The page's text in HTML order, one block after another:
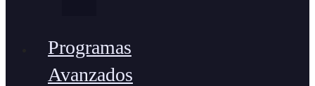
Programas
Avanzados